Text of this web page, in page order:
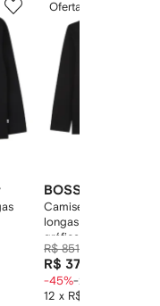
de
BOSS Kidswear
Camiseta mangas
longas com estampa
gráfica
R$ 851
R$ 378
12 x R$ 31,50
-45%-20%